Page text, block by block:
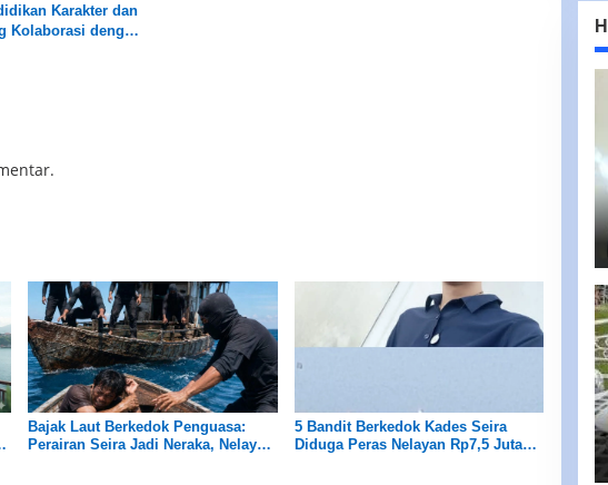
Karakter dan
Kolaborasi dengan
Bajak Laut Berkedok Penguasa:
Perairan Seira Jadi Neraka, Nelayan
5 Bandit Berkedok Kades Seira
Diduga Peras Nelayan Rp7,5 Juta